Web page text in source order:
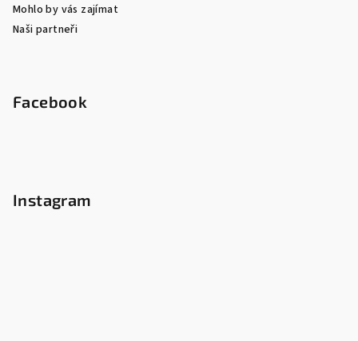
Mohlo by vás zajímat
Naši partneři
Facebook
Instagram